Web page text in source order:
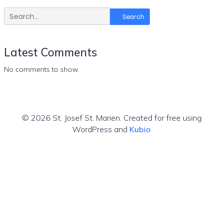
Search
Latest Comments
No comments to show.
© 2026 St. Josef St. Marien. Created for free using
WordPress and Kubio